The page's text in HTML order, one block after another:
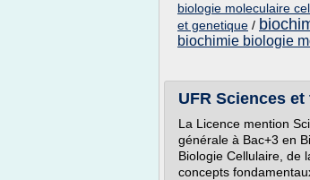
biologie moleculaire
et genetique /
biochimie biologie
UFR Sciences
La Licence mention
générale à Bac+3 en
Biologie Cellulaire, de
concepts